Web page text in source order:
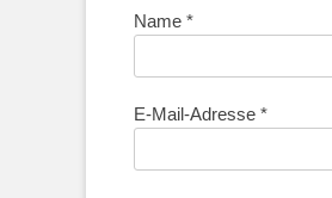
Name *
E-Mail-Adresse *